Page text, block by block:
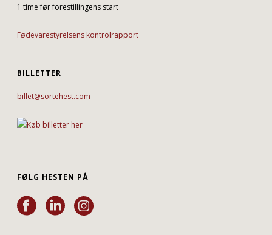
1 time før forestillingens start
Fødevarestyrelsens kontrolrapport
BILLETTER
billet@sortehest.com
FØLG HESTEN PÅ